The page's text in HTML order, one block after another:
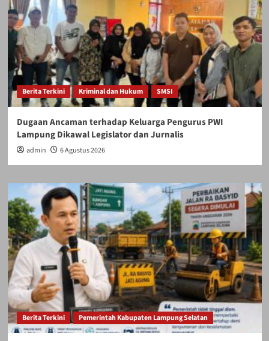
Berita Terkini Kriminal dan Hukum SMSI
Dugaan Ancaman terhadap Keluarga Pengurus PWI
Lampung Dikawal Legislator dan Jurnalis
admin 6 Agustus 2026
Berita Terkini Pemerintah Kabupaten Lampung Selatan